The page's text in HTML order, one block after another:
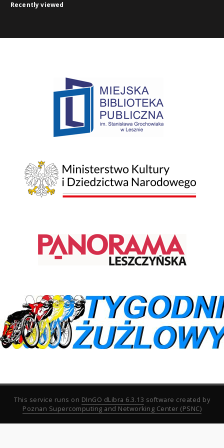
Recently viewed
This service runs on DInGO dLibra 6.3.13 software created by
Poznan Supercomputing and Networking Center (PSNC)